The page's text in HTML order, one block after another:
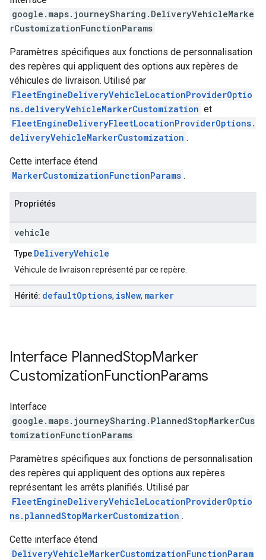
google.maps.journeySharing . DeliveryVehicleMarke
rCustomizationFunctionParams
Paramètres spécifiques aux fonctions de personnalisation
des repères qui appliquent des options aux repères de
véhicules de livraison. Utilisé par
FleetEngineDeliveryVehicleLocationProviderOptio
ns.deliveryVehicleMarkerCustomization et
FleetEngineDeliveryFleetLocationProviderOptions.
deliveryVehicleMarkerCustomization .
Cette interface étend
MarkerCustomizationFunctionParams .
Propriétés
vehicle
Type:DeliveryVehicle
Véhicule de livraison représenté par ce repère.
Hérité: defaultOptions, isNew, marker
Interface PlannedStopMarker
CustomizationFunctionParams
Interface
google.maps.journeySharing . PlannedStopMarkerCus
tomizationFunctionParams
Paramètres spécifiques aux fonctions de personnalisation
des repères qui appliquent des options aux repères
représentant les arrêts planifiés. Utilisé par
FleetEngineDeliveryVehicleLocationProviderOptio
ns.plannedStopMarkerCustomization .
Cette interface étend
DeliveryVehicleMarkerCustomizationFunctionParam